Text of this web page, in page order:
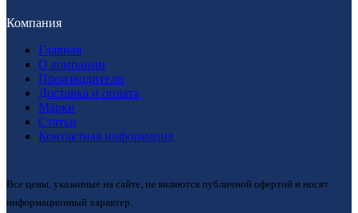
Компания
Главная
О компании
Производители
Доставка и оплата
Марки
Статьи
Контактная информация
Все цены, указанные на сайте, не являются публичной офертой и носят
информационный характер.